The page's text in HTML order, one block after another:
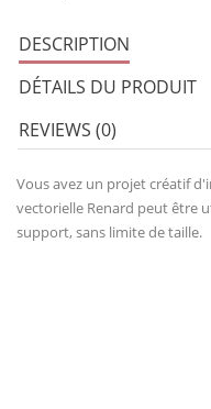
DESCRIPTION
DÉTAILS DU PRODUIT
REVIEWS (0)
Vous avez un projet créatif
vectorielle Renard peut être
support, sans limite de taille.